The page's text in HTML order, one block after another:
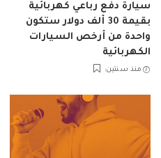
سيارة دفع رباعي كهربائية
بقيمة 30 ألف دولار ستكون
واحدة من أرخص السيارات
الكهربائية
منذ سنتين